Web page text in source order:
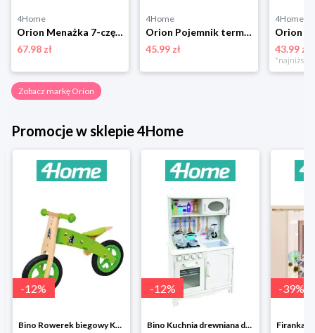
4Home
Orion Menażka 7-częściowy zestaw kempingowy
67.98 zł
4Home
Orion Pojemnik termiczny Koty, 0,48 l, różowy
45.99 zł
4Home
43.99 zł
Zobacz markę Orion
Promocje w sklepie 4Home
-12%
Bino Rowerek biegowy Krecik
-12%
Bino Kuchnia drewniana dla dzieci Provence
-39%